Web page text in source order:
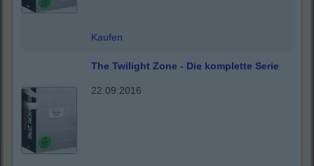
Kaufen
The Twilight Zone - Die komplette Serie
22.09.2016